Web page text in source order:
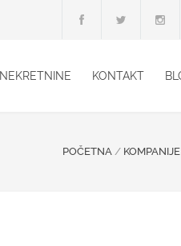
NEKRETNINE KONTAKT
POČETNA / KOMPANIJE